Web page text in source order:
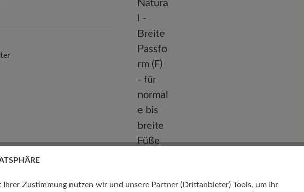
normale bis breite Füße
Zustimmung nutzen wir und unsere Partner (Drittanbieter) Tools, um Ihr